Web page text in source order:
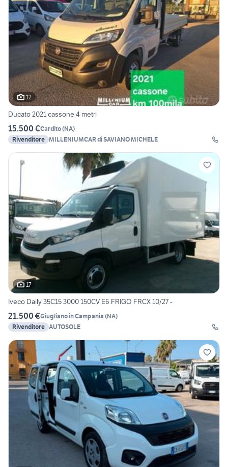
12
Ducato 2021 cassone 4 metri
15.500 €Cardito(NA)
Rivenditore MILLENIUMCAR di SAVIANO MICHELE
17
Iveco Daily 35C15 3000 150CV E6 FRIGO FRCX 10/27 -
21.500 €Giugliano in Campania (NA)
Rivenditore AUTOSOLE